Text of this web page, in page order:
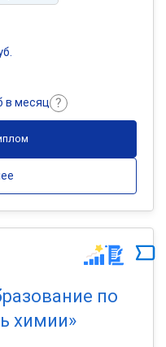
в месяц
по
химии»